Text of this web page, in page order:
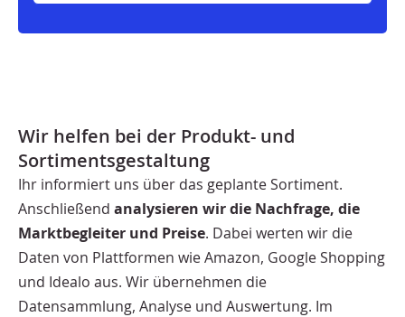
Wir helfen bei der Produkt- und
Sortimentsgestaltung
Ihr informiert uns über das geplante Sortiment.
Anschließend analysieren wir die Nachfrage, die
Marktbegleiter und Preise. Dabei werten wir die
Daten von Plattformen wie Amazon, Google Shopping
und Idealo aus. Wir übernehmen die
Datensammlung, Analyse und Auswertung. Im